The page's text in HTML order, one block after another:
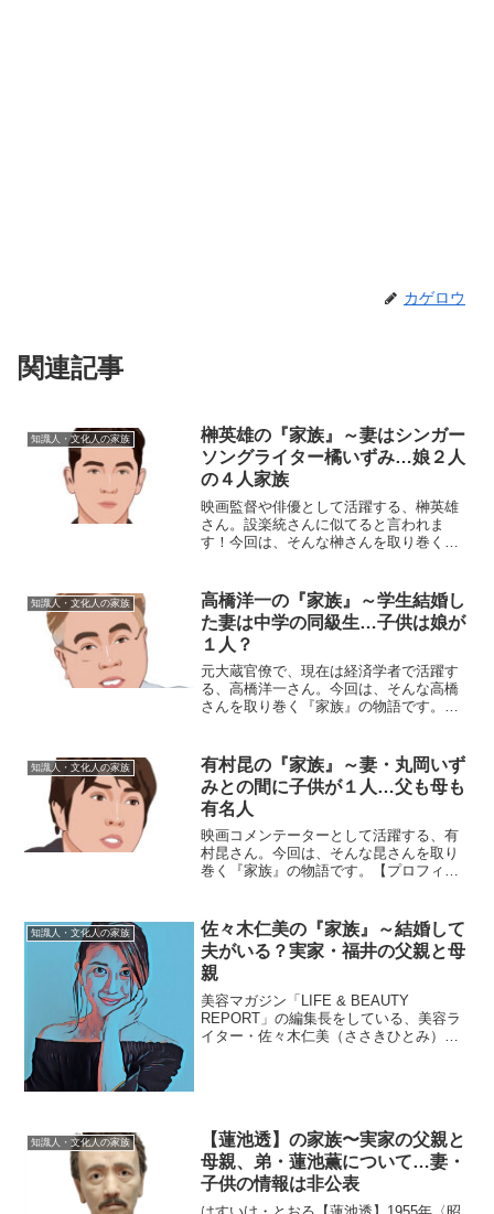
カゲロウ
関連記事
知識人・文化人の家族
榊英雄の『家族』～妻はシンガー
ソングライター橘いずみ…娘２人
の４人家族
映画監督や俳優として活躍する、榊英雄
さん。設楽統さんに似てると言われま
す！今回は、そんな榊さんを取り巻く
〈昭和45年〉6月4日身 長：178cm血
液型 ：A型出身地...
知識人・文化人の家族
高橋洋一の『家族』～学生結婚し
た妻は中学の同級生…子供は娘が
１人？
元大蔵官僚で、現在は経済学者で活躍す
る、高橋洋一さん。今回は、そんな高橋
さんを取り巻く『家族』の物語です。
島区出身大学：東京大学理学部、経済学
部家族構成：妻、娘...
知識人・文化人の家族
有村昆の『家族』～妻・丸岡いず
みとの間に子供が１人…父も母も
有名人
映画コメンテーターとして活躍する、有
村昆さん。今回は、そんな昆さんを取り
巻く『家族』の物語です。【プロフィー
型：O型出身地：マレーシア・クアラル
ンプール◆実家...
知識人・文化人の家族
佐々木仁美の『家族』～結婚して
夫がいる？実家・福井の父親と母
親
美容マガジン「LIFE & BEAUTY
REPORT」の編集長をしている、美容ラ
イター・佐々木仁美（ささきひとみ）さ
知識人・文化人の家族
【蓮池透】の家族〜実家の父親と
母親、弟・蓮池薫について…妻・
子供の情報は非公表